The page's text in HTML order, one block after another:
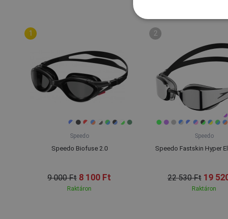
Speedo
Speedo Biofuse 2.0
9 000 Ft 8 100 Ft
Raktáron
Speedo
Speedo Fastskin Hyper
22 530 Ft 19
Raktáron